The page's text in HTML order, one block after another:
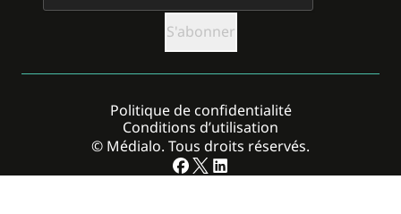
© Médialo. Tous droits réservés.
Politique de confidentialité
Conditions d’utilisation